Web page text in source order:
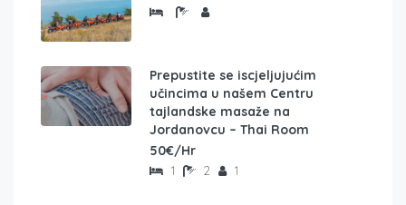
Prepustite se iscjeljujućim
učincima u našem Centru
tajlandske masaže na
Jordanovcu – Thai Room
50€/Hr
1 2 1